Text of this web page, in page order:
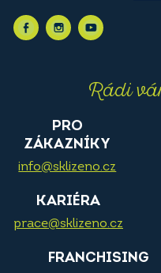
Rádi
PRO
ZÁKAZNÍKY
info@sklizeno.cz
KARIÉRA
prace@sklizeno.cz
FRANCHISING